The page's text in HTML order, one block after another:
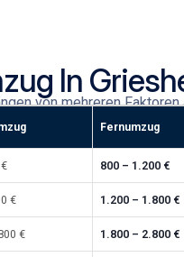
In
von mehreren Faktoren
Fernumzug
800 – 1.200 €
€ 1.200 – 1.800 €
€ 1.800 – 2.800 €